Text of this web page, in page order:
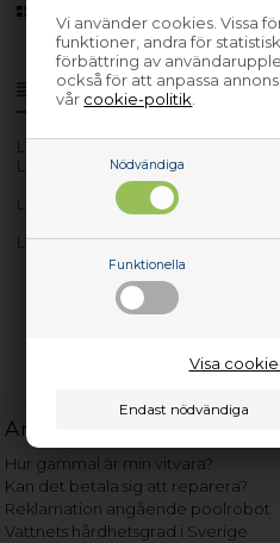
Vi använder cookies. Vissa
funktioner, andra för
förbättring av
också för att anpassa
vår cookie-politik
Nödvändiga
Funktionella
Visa
Produktinfo Frågor
Lev. nr.: 01HY790
Lithium-Ion RTC battery for
Lenovo devices
Lenovo Lithium-Ion RTC battery
Användbara länkar
Hur gammal är min vitvara?
Kan det betala sig att reparera?
Reklamation angående poolrobot
Vattnets hårdhetsgrad i Sverige